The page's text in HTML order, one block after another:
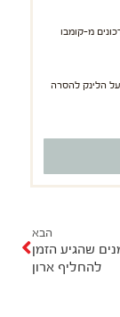
מ-קומבו
הלינק להסרה
הבא
שהגיע הזמן
להחליף ארון
ב
א